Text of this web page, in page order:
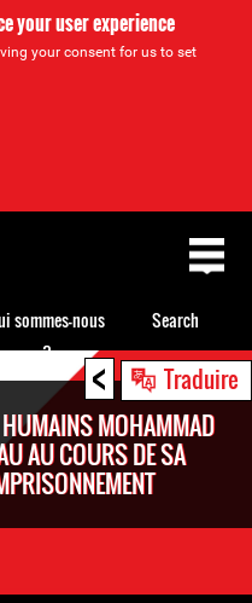
your user experience
your consent for us to set
< Traduire
HUMAINS MOHAMMAD
AU COURS DE SA
sommes-nous
?
Search